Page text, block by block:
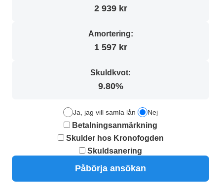
2 939 kr
Amortering:
1 597 kr
Skuldkvot:
9.80%
Ja, jag vill samla lån Nej
Betalningsanmärkning
Skulder hos Kronofogden
Skuldsanering
Påbörja ansökan